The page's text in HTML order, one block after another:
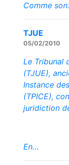
Comme
TJUE
05/02/2010
Le Tribunal
(TJUE),
Instance
(TPICE),
juridiction
En…